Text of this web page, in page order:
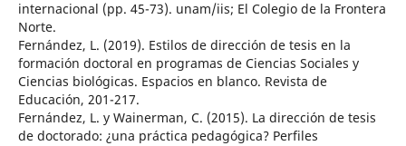
internacional (pp. 45-73). unam/iis; El Colegio de la Frontera
Norte.
Fernández, L. (2019). Estilos de dirección de tesis en la
formación doctoral en programas de Ciencias Sociales y
Ciencias biológicas. Espacios en blanco. Revista de
Educación, 201-217.
Fernández, L. y Wainerman, C. (2015). La dirección de tesis
de doctorado: ¿una práctica pedagógica? Perfiles